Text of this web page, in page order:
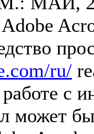
ru/
с
может